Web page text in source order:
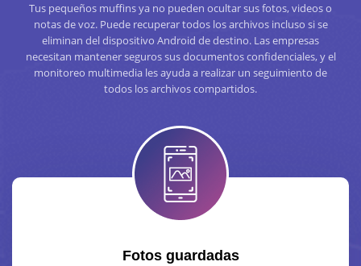
Tus pequeños muffins ya no pueden ocultar sus fotos, videos o
notas de voz. Puede recuperar todos los archivos incluso si se
eliminan del dispositivo Android de destino. Las empresas
necesitan mantener seguros sus documentos confidenciales, y el
monitoreo multimedia les ayuda a realizar un seguimiento de
todos los archivos compartidos.
Fotos guardadas